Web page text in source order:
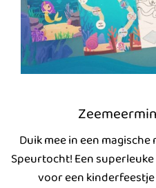
Duik mee in een
Speurtocht! Een
voor een